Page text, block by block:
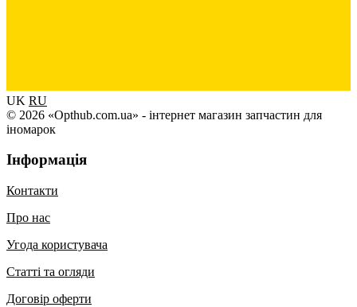
UK RU
© 2026 «Opthub.com.ua» - інтернет магазин запчастин для
іномарок
Інформація
Контакти
Про нас
Угода користувача
Статті та огляди
Договір оферти